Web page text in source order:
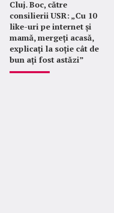
Cluj. Boc, către
consilierii USR: „Cu 10
like-uri pe internet și
mamă, mergeți acasă,
explicați la soție cât de
bun ați fost astăzi”